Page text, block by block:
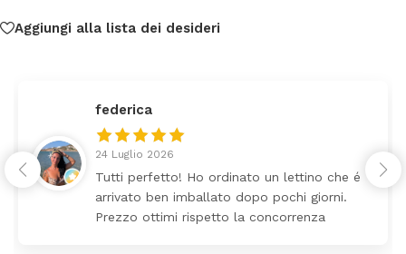
Aggiungi alla lista dei desideri
federica
24 Luglio 2026
Tutti perfetto! Ho ordinato un lettino che é
arrivato ben imballato dopo pochi giorni.
Prezzo ottimi rispetto la concorrenza